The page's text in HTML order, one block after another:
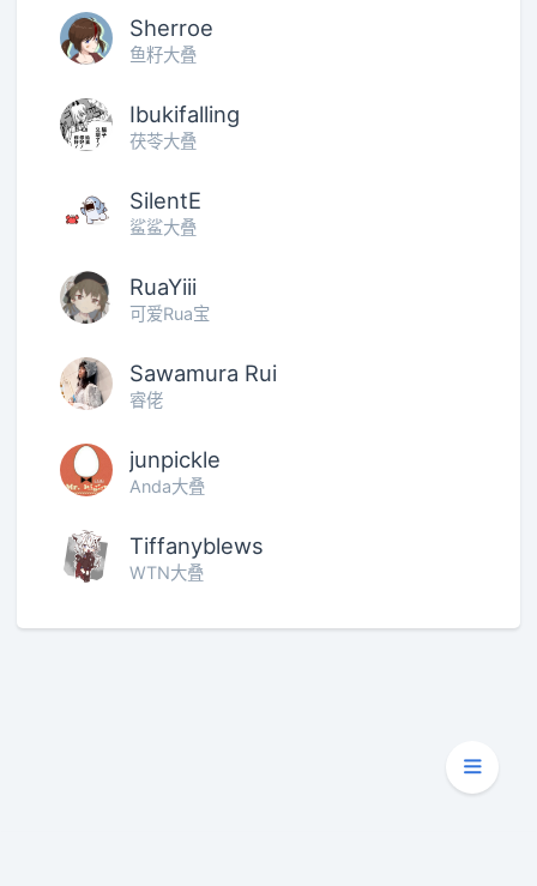
Sherroe
鱼籽大叠
Ibukifalling
茯苓大叠
SilentE
鲨鲨大叠
RuaYiii
可爱Rua宝
Sawamura Rui
睿佬
junpickle
Anda大叠
Tiffanyblews
WTN大叠